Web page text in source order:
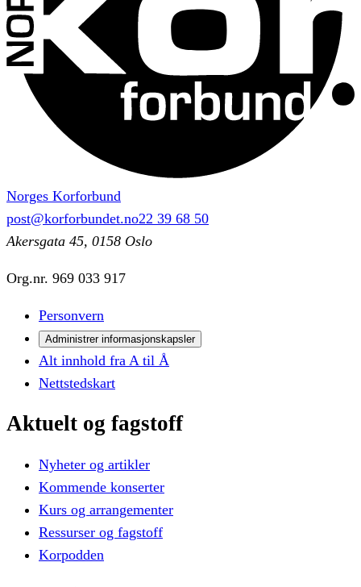
Norges Korforbund
post@korforbundet.no22 39 68 50
Akersgata 45, 0158 Oslo
Org.nr. 969 033 917
Personvern
Administrer informasjonskapsler
Alt innhold fra A til Å
Nettstedskart
Aktuelt og fagstoff
Nyheter og artikler
Kommende konserter
Kurs og arrangementer
Ressurser og fagstoff
Korpodden